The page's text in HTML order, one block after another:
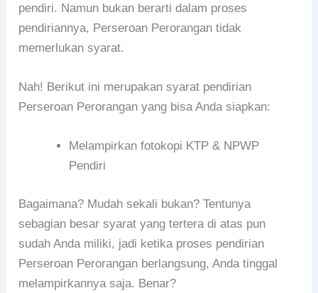
pendiri. Namun bukan berarti dalam proses
pendiriannya, Perseroan Perorangan tidak
memerlukan syarat.
Nah! Berikut ini merupakan syarat pendirian
Perseroan Perorangan yang bisa Anda siapkan:
Melampirkan fotokopi KTP & NPWP
Pendiri
Bagaimana? Mudah sekali bukan? Tentunya
sebagian besar syarat yang tertera di atas pun
sudah Anda miliki, jadi ketika proses pendirian
Perseroan Perorangan berlangsung, Anda tinggal
melampirkannya saja. Benar?